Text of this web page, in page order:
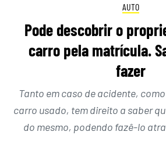
AUTO
Pode descobrir o
carro pela matrícula.
fazer
Tanto em caso de acidente,
carro usado, tem direito a saber
do mesmo, podendo fazê-lo